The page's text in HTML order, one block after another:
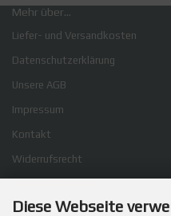
Mehr über...
Liefer- und Versandkosten
Datenschutzerklärung
Unsere AGB
Impressum
Kontakt
Widerrufsrecht
Cookie Einstellungen
Diese Webseite